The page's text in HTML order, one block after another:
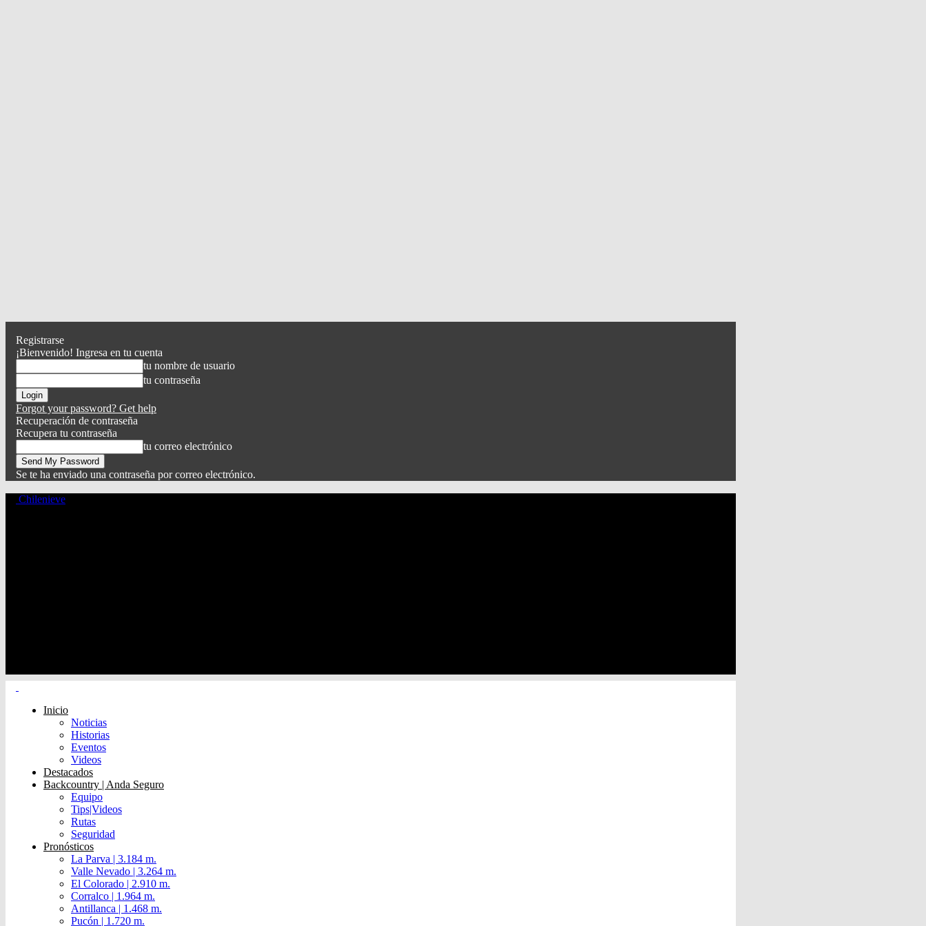
Registrarse
¡Bienvenido! Ingresa en tu cuenta
tu nombre de usuario
tu contraseña
Forgot your password? Get help
Recuperación de contraseña
Recupera tu contraseña
tu correo electrónico
Se te ha enviado una contraseña por correo electrónico.
Chilenieve
Inicio
Noticias
Historias
Eventos
Videos
Destacados
Backcountry | Anda Seguro
Equipo
Tips|Videos
Rutas
Seguridad
Pronósticos
La Parva | 3.184 m.
Valle Nevado | 3.264 m.
El Colorado | 2.910 m.
Corralco | 1.964 m.
Antillanca | 1.468 m.
Pucón | 1.720 m.